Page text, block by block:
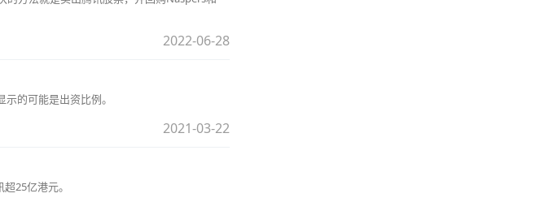
2022-06-28
的可能是出资比例。
2021-03-22
25亿港元。